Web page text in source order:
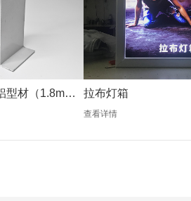
型材（1.8mm 拉布灯箱
查看详情